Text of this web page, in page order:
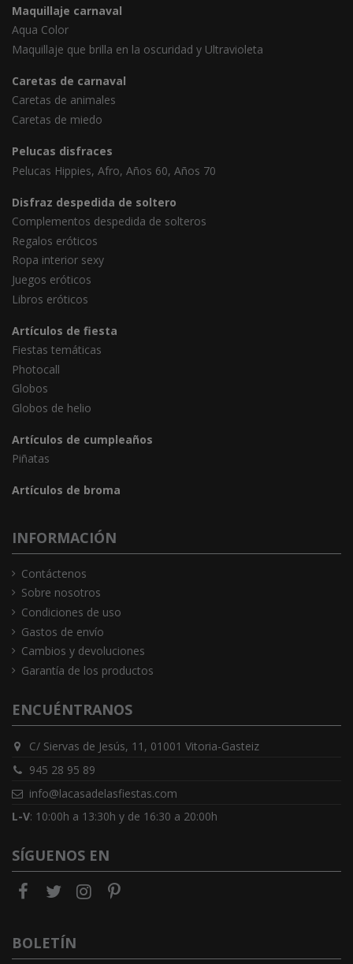
Maquillaje carnaval
Aqua Color
Maquillaje que brilla en la oscuridad y Ultravioleta
Caretas de carnaval
Caretas de animales
Caretas de miedo
Pelucas disfraces
Pelucas Hippies, Afro, Años 60, Años 70
Disfraz despedida de soltero
Complementos despedida de solteros
Regalos eróticos
Ropa interior sexy
Juegos eróticos
Libros eróticos
Artículos de fiesta
Fiestas temáticas
Photocall
Globos
Globos de helio
Artículos de cumpleaños
Piñatas
Artículos de broma
INFORMACIÓN
Contáctenos
Sobre nosotros
Condiciones de uso
Gastos de envío
Cambios y devoluciones
Garantía de los productos
ENCUÉNTRANOS
C/ Siervas de Jesús, 11, 01001 Vitoria-Gasteiz
945 28 95 89
info@lacasadelasfiestas.com
L-V: 10:00h a 13:30h y de 16:30 a 20:00h
SÍGUENOS EN
BOLETÍN